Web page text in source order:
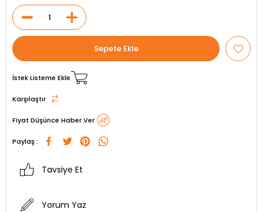
İstek Listeme Ekle
Karşılaştır
Fiyat Düşünce Haber Ver
Paylaş :
Tavsiye Et
Yorum Yaz